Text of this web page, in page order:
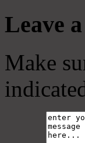
Leave
Make